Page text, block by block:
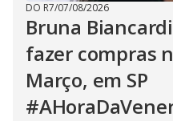
DO R7/07/08/2026
Bruna
fazer compras
Março, em SP